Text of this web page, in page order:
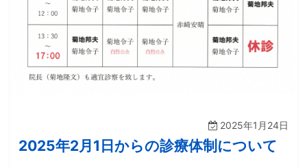
2025年1月24日
2025年2月1日からの診療体制について